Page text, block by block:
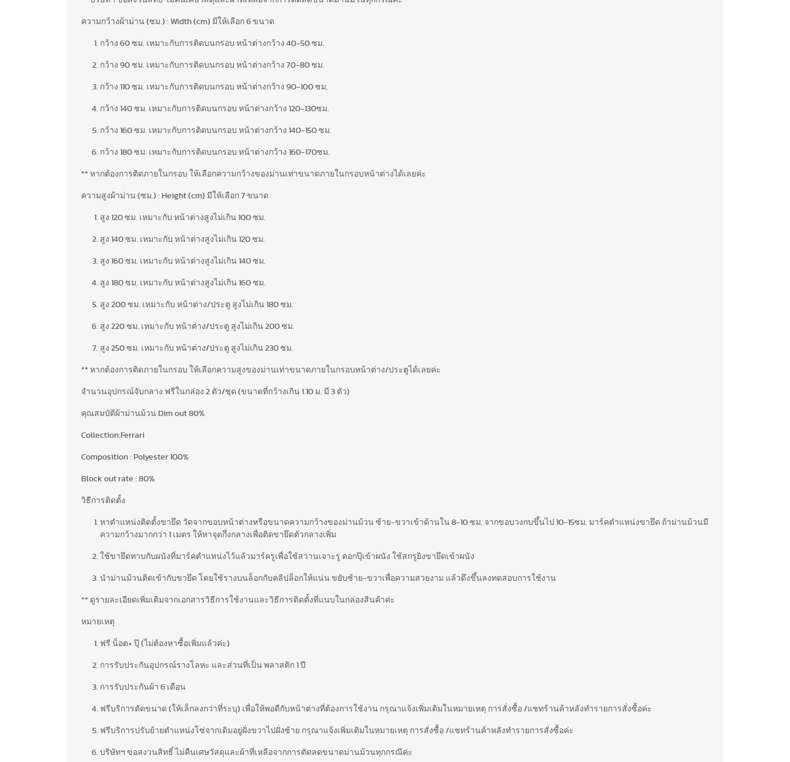
ความกว้างผ้าม่าน (ซม.) : Width (cm) มีให้เลือก 6 ขนาด
กว้าง 60 ซม. เหมาะกับการติดบนกรอบ หน้าต่างกว้าง 40-50 ซม.
กว้าง 90 ซม. เหมาะกับการติดบนกรอบ หน้าต่างกว้าง 70-80 ซม.
กว้าง 110 ซม. เหมาะกับการติดบนกรอบ หน้าต่างกว้าง 90-100 ซม.
กว้าง 140 ซม. เหมาะกับการติดบนกรอบ หน้าต่างกว้าง 120-130ซม.
กว้าง 160 ซม. เหมาะกับการติดบนกรอบ หน้าต่างกว้าง 140-150 ซม.
กว้าง 180 ซม. เหมาะกับการติดบนกรอบ หน้าต่างกว้าง 160-170ซม.
** หากต้องการติดภายในกรอบ ให้เลือกความกว้างของม่านเท่าขนาดภายในกรอบหน้าต่างได้เลยค่ะ
ความสูงผ้าม่าน (ซม.) : Height (cm) มีให้เลือก 7 ขนาด
สูง 120 ซม. เหมาะกับ หน้าต่างสูงไม่เกิน 100 ซม.
สูง 140 ซม. เหมาะกับ หน้าต่างสูงไม่เกิน 120 ซม.
สูง 160 ซม. เหมาะกับ หน้าต่างสูงไม่เกิน 140 ซม.
สูง 180 ซม. เหมาะกับ หน้าต่างสูงไม่เกิน 160 ซม.
สูง 200 ซม. เหมาะกับ หน้าต่าง/ประตู สูงไม่เกิน 180 ซม.
สูง 220 ซม. เหมาะกับ หน้าต่าง/ประตู สูงไม่เกิน 200 ซม.
สูง 250 ซม. เหมาะกับ หน้าต่าง/ประตู สูงไม่เกิน 230 ซม.
** หากต้องการติดภายในกรอบ ให้เลือกความสูงของม่านเท่าขนาดภายในกรอบหน้าต่าง/ประตูได้เลยค่ะ
จำนวนอุปกรณ์จับกลาง ฟรีในกล่อง 2 ตัว/ชุด (ขนาดที่กว้างเกิน 1.10 ม. มี 3 ตัว)
คุณสมบัติผ้าม่านม้วน Dim out 80%
Collection:Ferrari
Composition : Polyester 100%
Block out rate : 80%
วิธีการติดตั้ง
หาตำแหน่งติดตั้งขายึด วัดจากขอบหน้าต่างหรือขนาดความกว้างของม่านม้วน ซ้าย-ขวาเข้าด้านใน 8-10 ซม. จากขอบวงกบขึ้นไป 10-15ซม. มาร์คตำแหน่งขายึด ถ้าม่านม้วนมี
ความกว้างมากกว่า 1 เมตร ให้หาจุดกึ่งกลางเพื่อติดขายึดตัวกลางเพิ่ม
ใช้ขายึดทาบกับผนังที่มาร์คตำแหน่งไว้แล้วมาร์ครูเพื่อใช้สว่านเจาะรู ตอกปุ๊เข้าผนัง ใช้สกรูยิงขายึดเข้าผนัง
นำม่านม้วนติดเข้ากับขายึด โดยใช้รางบนล็อกกับคลิปล็อกให้แน่น ขยับซ้าย-ขวาเพื่อความสวยงาม แล้วดึงขึ้นลงทดสอบการใช้งาน
** ดูรายละเอียดเพิ่มเติมจากเอกสารวิธีการใช้งานและวิธีการติดตั้งที่แนบในกล่องสินค้าค่ะ
หมายเหตุ
ฟรี น็อต+ ปุ๊ (ไม่ต้องหาซื้อเพิ่มแล้วค่ะ)
การรับประกันอุปกรณ์รางโลหะ และส่วนที่เป็น พลาสติก 1 ปี
การรับประกันผ้า 6 เดือน
ฟรีบริการตัดขนาด (ให้เล็กลงกว่าที่ระบุ) เพื่อให้พอดีกับหน้าต่างที่ต้องการใช้งาน กรุณาแจ้งเพิ่มเติมในหมายเหตุ การสั่งซื้อ /แชทร้านค้าหลังทำรายการสั่งซื้อค่ะ
ฟรีบริการปรับย้ายตำแหน่งโซ่จากเดิมอยู่ฝั่งขวาไปฝั่งซ้าย กรุณาแจ้งเพิ่มเติมในหมายเหตุ การสั่งซื้อ /แชทร้านค้าหลังทำรายการสั่งซื้อค่ะ
บริษัทฯ ขอสงวนสิทธิ์ ไม่คืนเศษวัสดุและผ้าที่เหลือจากการตัดลดขนาดม่านม้วนทุกกรณีค่ะ